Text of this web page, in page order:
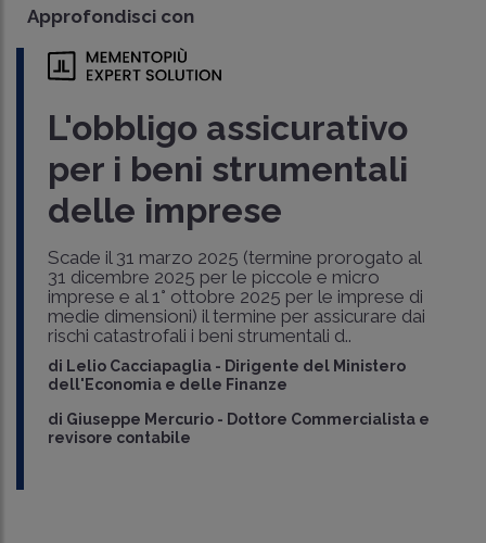
Approfondisci con
L'obbligo assicurativo
per i beni strumentali
delle imprese
Scade il 31 marzo 2025 (termine prorogato al
31 dicembre 2025 per le piccole e micro
imprese e al 1° ottobre 2025 per le imprese di
medie dimensioni) il termine per assicurare dai
rischi catastrofali i beni strumentali d..
di Lelio Cacciapaglia - Dirigente del Ministero
dell'Economia e delle Finanze
di Giuseppe Mercurio - Dottore Commercialista e
revisore contabile